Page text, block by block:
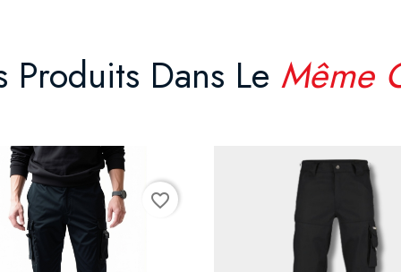
Produits Dans Le Même
favorite_border